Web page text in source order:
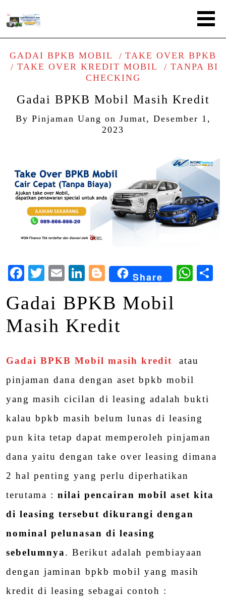
GADAI BPKB MOBIL
TAKE OVER BPKB
TAKE OVER KREDIT MOBIL
TANPA BI
CHECKING
Gadai BPKB Mobil Masih Kredit
By Pinjaman Uang on Jumat, Desember 1,
2023
Facebook
Twitter
EmailLinkedIn
Blogger
Share
Gadai BPKB Mobil
Masih Kredit
Gadai BPKB Mobil masih kredit atau
pinjaman dana dengan aset bpkb mobil
yang masih cicilan di leasing adalah bukti
kalau bpkb masih belum lunas di leasing
pun kita tetap dapat memperoleh pinjaman
dana yaitu dengan take over leasing dimana
2 hal penting yang perlu diperhatikan
terutama : nilai pencairan mobil aset kita
di leasing tersebut dikurangi dengan
nominal pelunasan di leasing
sebelumnya. Berikut adalah pembiayaan
dengan jaminan bpkb mobil yang masih
kredit di leasing sebagai contoh :